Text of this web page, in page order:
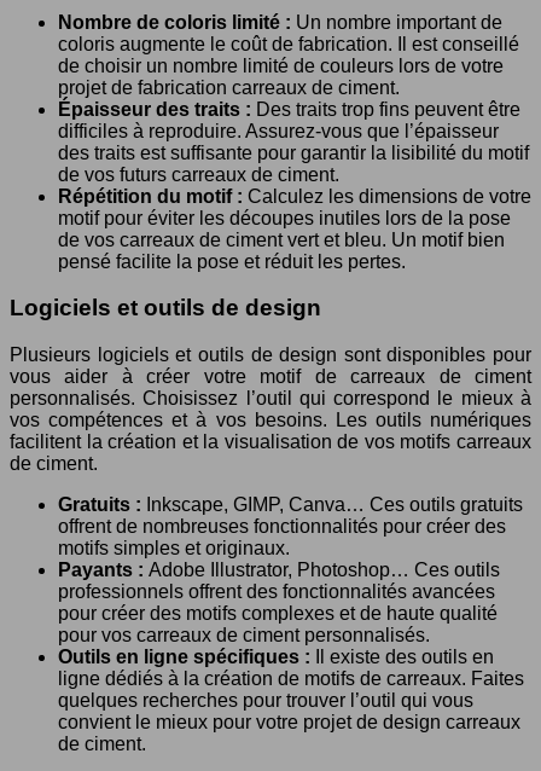
Nombre de coloris limité : Un nombre important de
coloris augmente le coût de fabrication. Il est conseillé
de choisir un nombre limité de couleurs lors de votre
projet de fabrication carreaux de ciment.
Épaisseur des traits : Des traits trop fins peuvent être
difficiles à reproduire. Assurez-vous que l’épaisseur
des traits est suffisante pour garantir la lisibilité du motif
de vos futurs carreaux de ciment.
Répétition du motif : Calculez les dimensions de votre
motif pour éviter les découpes inutiles lors de la pose
de vos carreaux de ciment vert et bleu. Un motif bien
pensé facilite la pose et réduit les pertes.
Logiciels et outils de design
Plusieurs logiciels et outils de design sont disponibles pour
vous aider à créer votre motif de carreaux de ciment
personnalisés. Choisissez l’outil qui correspond le mieux à
vos compétences et à vos besoins. Les outils numériques
facilitent la création et la visualisation de vos motifs carreaux
de ciment.
Gratuits : Inkscape, GIMP, Canva… Ces outils gratuits
offrent de nombreuses fonctionnalités pour créer des
motifs simples et originaux.
Payants : Adobe Illustrator, Photoshop… Ces outils
professionnels offrent des fonctionnalités avancées
pour créer des motifs complexes et de haute qualité
pour vos carreaux de ciment personnalisés.
Outils en ligne spécifiques :
Il existe des outils en
ligne dédiés à la création de motifs de carreaux. Faites
quelques recherches pour trouver l’outil qui vous
convient le mieux pour votre projet de design carreaux
de ciment.